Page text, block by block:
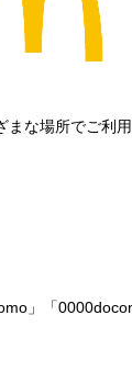
な場所でご利
」「